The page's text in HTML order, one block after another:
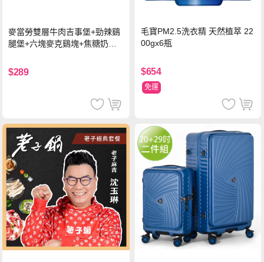
麥當勞雙層牛肉吉事堡+勁辣鷄
腿堡+六塊麥克鷄塊+焦糖奶茶
$289
毛寶PM2.5洗衣精 天然植萃 22
00gx6瓶
$654
免運